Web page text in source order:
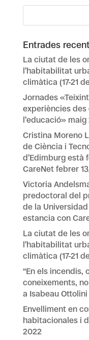
Entrades
La ciutat de les
l’habitabilitat
climàtica (17-21
Jornades
experiències
l’educació» maig
Cristina Moreno
de Ciència i
d’Edimburg està
CareNet febrer
Victoria
predoctoral del
de la
estancia con
La ciutat de les
l’habitabilitat
climàtica (17-21
“En els incendis,
coneixements,
a Isabeau Ottolini
Envelliment en
habitacionales i
2022